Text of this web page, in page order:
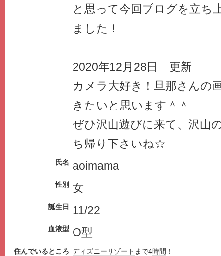
と思って今回ブログを立ち
ました！
2020年12月28日 更新
カメラ大好き！旦那さんの
きたいと思います＾＾
ぜひ沢山遊びに来て、沢山
ち帰り下さいね☆
氏名 aoimama
性別 女
誕生日 11/22
血液型 O型
住んでいるところ ディズニー リゾート まで4時間 ！